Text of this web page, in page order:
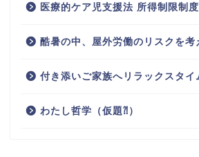
医療的ケア児支援法 所得制限制度
酷暑の中、屋外労働のリスクを考
付き添いご家族へリラックスタイ
わたし哲学（仮題⁈）